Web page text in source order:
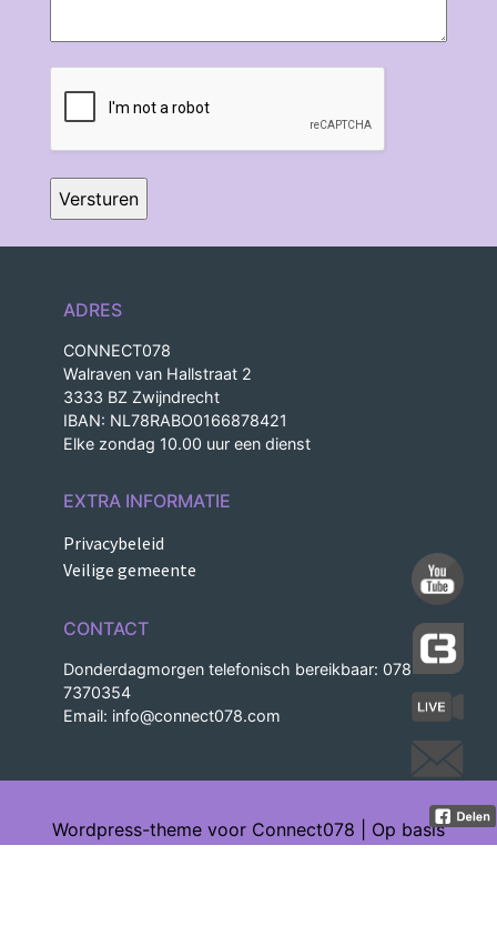
ADRES
CONNECT078
Walraven van Hallstraat 2
3333 BZ Zwijndrecht
IBAN: NL78RABO0166878421
Elke zondag 10.00 uur een dienst
EXTRA INFORMATIE
Privacybeleid
Veilige gemeente
CONTACT
Donderdagmorgen telefonisch bereikbaar: 078-
7370354
Email: info@connect078.com
Wordpress-theme voor Connect078 | Op basis